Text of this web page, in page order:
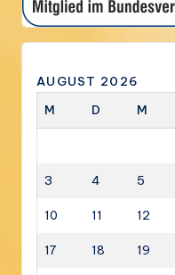
AUGUST 2026
M
D M
3 4 5
10 11 12
17 18 19